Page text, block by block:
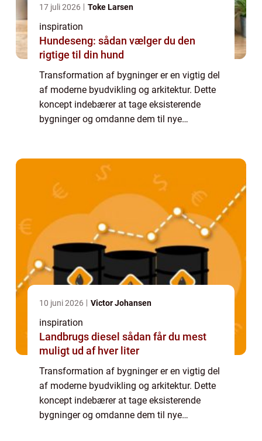
17 juli 2026 Toke Larsen
inspiration
Hundeseng: sådan vælger du den
rigtige til din hund
Transformation af bygninger er en vigtig del
af moderne byudvikling og arkitektur. Dette
koncept indebærer at tage eksisterende
bygninger og omdanne dem til nye
10 juni 2026 Victor Johansen
inspiration
Landbrugs diesel sådan får du mest
muligt ud af hver liter
Transformation af bygninger er en vigtig del
af moderne byudvikling og arkitektur. Dette
koncept indebærer at tage eksisterende
bygninger og omdanne dem til nye